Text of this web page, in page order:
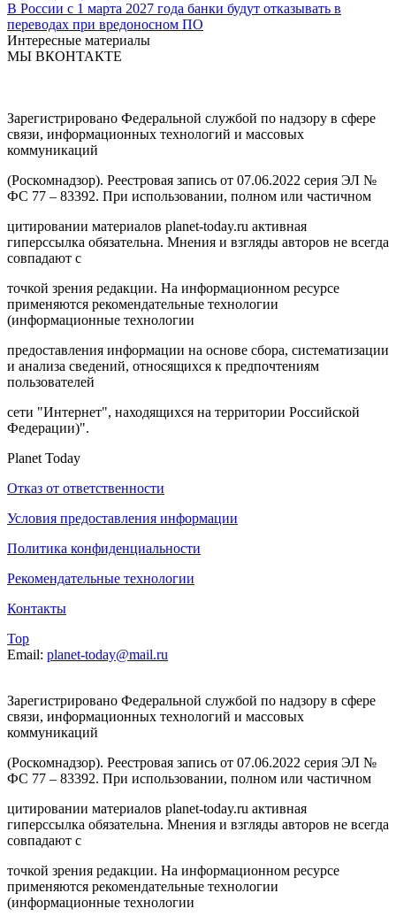
В России с 1 марта 2027 года банки будут отказывать в
переводах при вредоносном ПО
Интересные материалы
МЫ ВКОНТАКТЕ
Зарегистрировано Федеральной службой по надзору в сфере
связи, информационных технологий и массовых
коммуникаций
(Роскомнадзор). Реестровая запись от 07.06.2022 серия ЭЛ №
ФС 77 – 83392. При использовании, полном или частичном
цитировании материалов planet-today.ru активная
гиперссылка обязательна. Мнения и взгляды авторов не всегда
совпадают с
точкой зрения редакции. На информационном ресурсе
применяются рекомендательные технологии
(информационные технологии
предоставления информации на основе сбора, систематизации
и анализа сведений, относящихся к предпочтениям
пользователей
сети "Интернет", находящихся на территории Российской
Федерации)".
Planet Today
Отказ от ответственности
Условия предоставления информации
Политика конфиденциальности
Рекомендательные технологии
Контакты
Top
Email: planet-today@mail.ru
Зарегистрировано Федеральной службой по надзору в сфере
связи, информационных технологий и массовых
коммуникаций
(Роскомнадзор). Реестровая запись от 07.06.2022 серия ЭЛ №
ФС 77 – 83392. При использовании, полном или частичном
цитировании материалов planet-today.ru активная
гиперссылка обязательна. Мнения и взгляды авторов не всегда
совпадают с
точкой зрения редакции. На информационном ресурсе
применяются рекомендательные технологии
(информационные технологии